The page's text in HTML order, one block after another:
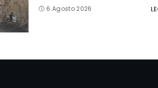
6 Agosto 2026